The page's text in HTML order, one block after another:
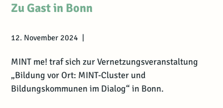
Zu Gast in Bonn
12. November 2024 |
MINT me! traf sich zur Vernetzungsveranstaltung
„Bildung vor Ort: MINT-Cluster und
Bildungskommunen im Dialog“ in Bonn.